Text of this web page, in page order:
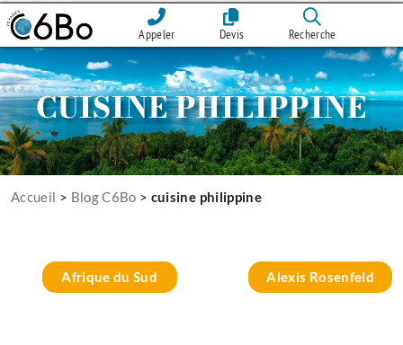
Appeler Devis Recherche
CUISINE PHILIPPINE
Accueil > Blog C6Bo > cuisine philippine
Afrique du Sud Alexis Rosenfeld